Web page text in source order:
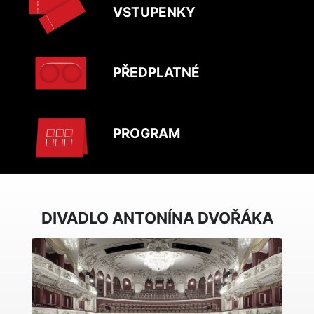
VSTUPENKY
PŘEDPLATNÉ
PROGRAM
DIVADLO ANTONÍNA DVOŘÁKA